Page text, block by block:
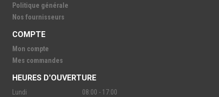
Politique générale
Nos fournisseurs
COMPTE
Mon compte
Mes commandes
HEURES D'OUVERTURE
Lundi
08:00 - 17:00